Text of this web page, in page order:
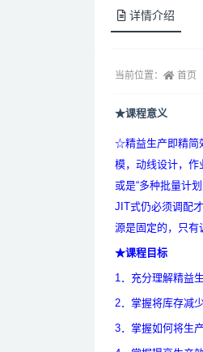
详情介绍
当前位置： 首页
★课程意义
☆精益生产即精简
模，动线设计，作
或是“多种批量计
JIT式仍必须调配
源是固定的，只有
★课程目标
1．充分理解精益
2．掌握将库存减
3．掌握如何将生